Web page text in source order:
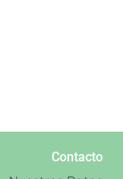
Contacto